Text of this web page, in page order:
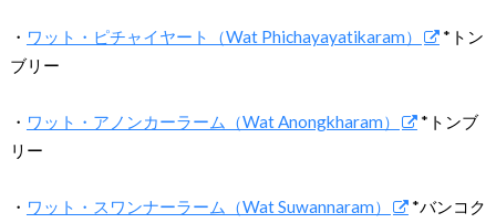
・ ワット・ピチャイヤート（Wat Phichayayatikaram）
*トン
ブリー
・ ワット・アノンカーラーム（Wat Anongkharam）
*トンブ
リー
・ ワット・スワンナーラーム（Wat Suwannaram）
*バンコク